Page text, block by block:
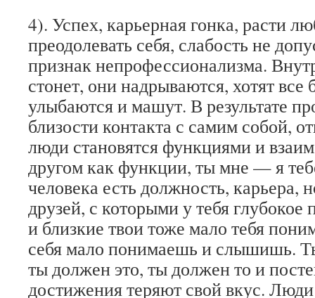
4). Успех, карьерная гонка, расти
преодолевать себя, слабость не
признак непрофессионализма.
стонет, они надрываются, хотят все
улыбаются и машут. В результате
близости контакта с самим собой,
люди становятся функциями и
другом как функции, ты мне — я
человека есть должность, карьера,
друзей, с которыми у тебя
и близкие твои тоже мало тебя
себя мало понимаешь и слышишь.
ты должен это, ты должен то и
достижения теряют свой вкус.